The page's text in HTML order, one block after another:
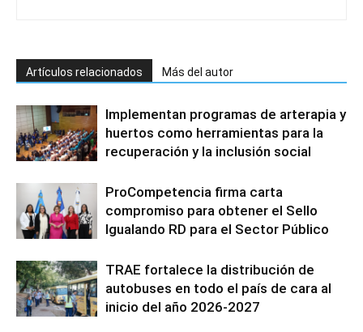
Artículos relacionados Más del autor
Implementan programas de arterapia y
huertos como herramientas para la
recuperación y la inclusión social
ProCompetencia firma carta
compromiso para obtener el Sello
Igualando RD para el Sector Público
TRAE fortalece la distribución de
autobuses en todo el país de cara al
inicio del año 2026-2027